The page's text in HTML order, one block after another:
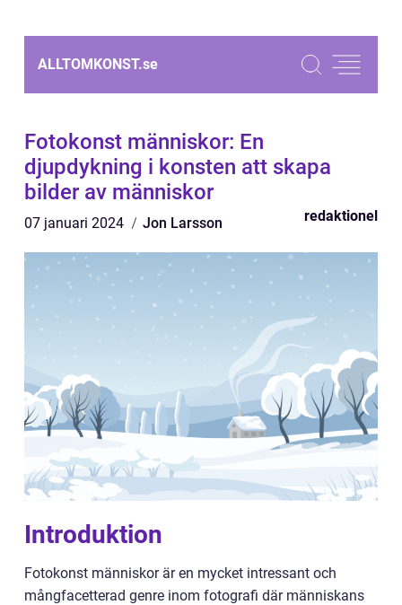
ALLTOMKONST.se
Fotokonst människor: En
djupdykning i konsten att skapa
bilder av människor
07 januari 2024 Jon Larsson redaktionel
Introduktion
Fotokonst människor är en mycket intressant och
mångfacetterad genre inom fotografi där människans